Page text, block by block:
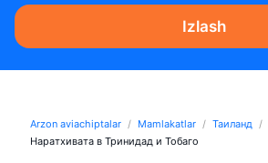
Izlash
Arzon aviachiptalar Mamlakatlar Таиланд
Наратхивата в Тринидад и Тобаго